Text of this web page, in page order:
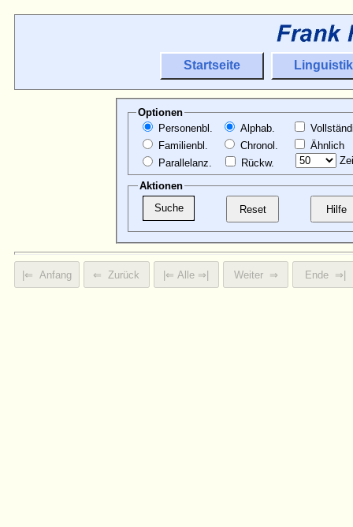
Startseite Linguistik
Optionen
Personenbl.
Familienbl.
Parallelanz.
Alphab.
Chronol.
Rückw.
Ähnlich
Aktionen